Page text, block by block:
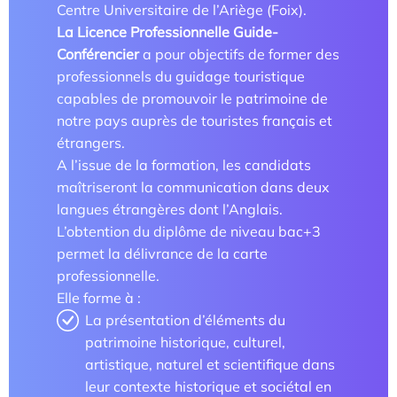
Étude/Stage
Comment candidater ?
Comment candidater ?
Nos recherches et expertises
Laboratoires
Centre Universitaire de l’Ariège (Foix).
La Licence Professionnelle Guide-
Conférenciera pour objectifs de former des
professionnels du guidage touristique
capables de promouvoir le patrimoine de
notre pays auprès de touristes français et
étrangers.
A l’issue de la formation, les candidats
maîtriseront la communication dans deux
langues étrangères dont l’Anglais.
L’obtention du diplôme de niveau bac+3
permet la délivrance de la carte
professionnelle.
Elle forme à :
La présentation d’éléments du
patrimoine historique, culturel,
artistique, naturel et scientifique dans
leur contexte historique et sociétal en